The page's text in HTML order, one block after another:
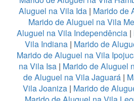
Aluguel na Vila Ida | Marido de
Marido de Aluguel na Vila
Aluguel na Vila Independência|
Vila Indiana | Marido de
Marido de Aluguel na Vila
na Vila Isa | Marido de Aluguel
de Aluguel na Vila Jaguará|
Vila Joaniza| Marido de